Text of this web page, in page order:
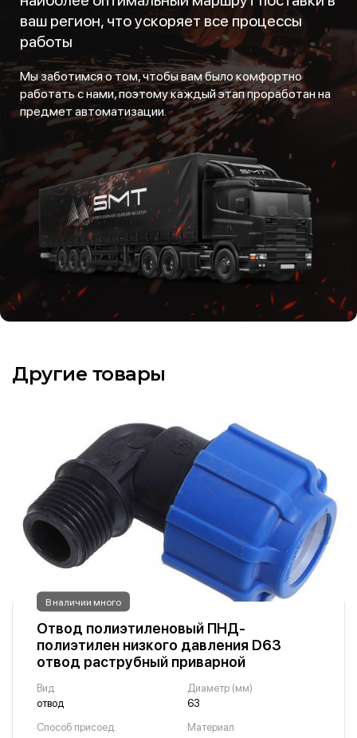
ваш регион, что ускоряет все процессы
работы
Мы заботимся о том, чтобы вам было комфортно
работать с нами, поэтому каждый этап проработан на
предмет автоматизации.
Другие товары
В наличии много
Отвод полиэтиленовый ПНД-
полиэтилен низкого давления D63
отвод раструбный приварной
Вид
отвод
Диаметр (мм)
63
Способ присоед.
Материал